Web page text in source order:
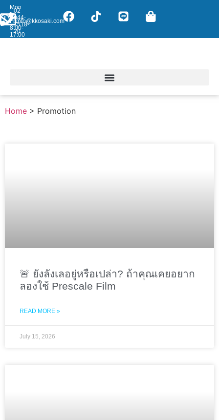
02-
044-
7518-
20
info@kkosaki.com
Mon
-
Fri:
8:00-
17:00
Home > Promotion
🚨 ยังลังเลอยู่หรือเปล่า? ถ้าคุณเคยอยาก
ลองใช้ Prescale Film
READ MORE »
July 15, 2026